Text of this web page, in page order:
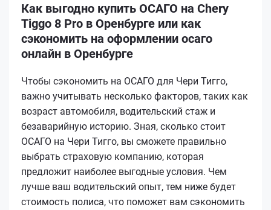
Как выгодно купить ОСАГО на Chery
Tiggo 8 Pro в Оренбурге или как
сэкономить на оформлении осаго
онлайн в Оренбурге
Чтобы сэкономить на ОСАГО для Чери Тигго,
важно учитывать несколько факторов, таких как
возраст автомобиля, водительский стаж и
безаварийную историю. Зная, сколько стоит
ОСАГО на Чери Тигго, вы сможете правильно
выбрать страховую компанию, которая
предложит наиболее выгодные условия. Чем
лучше ваш водительский опыт, тем ниже будет
стоимость полиса, что поможет вам сэкономить